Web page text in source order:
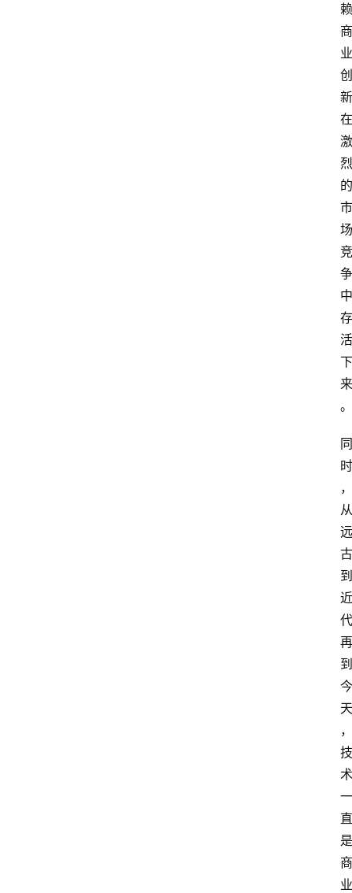
赖
商
业
创
新
在
激
烈
的
市
场
竞
争
中
存
活
下
来
。
同
时
，
从
远
古
到
近
代
再
到
今
天
，
技
术
一
直
是
商
业